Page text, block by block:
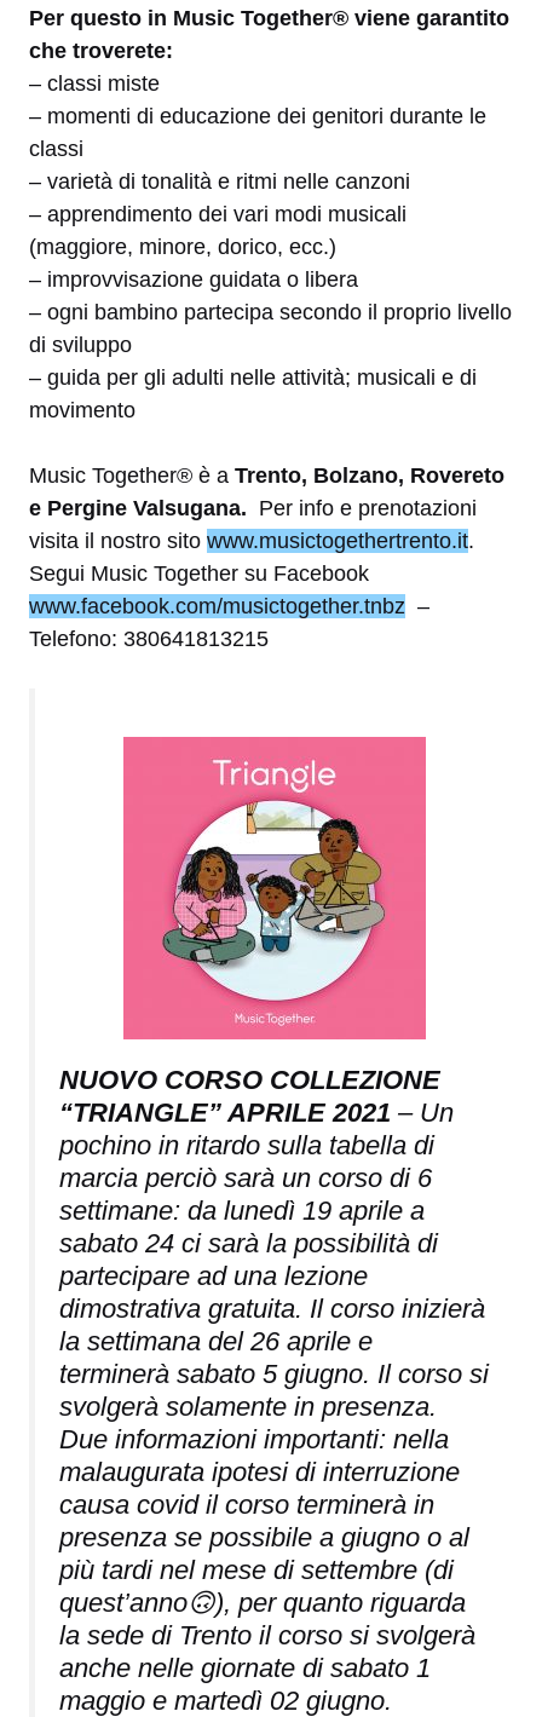
Per questo in Music Together® viene garantito
che troverete:
– classi miste
– momenti di educazione dei genitori durante le
classi
– varietà di tonalità e ritmi nelle canzoni
– apprendimento dei vari modi musicali
(maggiore, minore, dorico, ecc.)
– improvvisazione guidata o libera
– ogni bambino partecipa secondo il proprio livello
di sviluppo
– guida per gli adulti nelle attività; musicali e di
movimento
Music Together® è a Trento, Bolzano, Rovereto
e Pergine Valsugana. Per info e prenotazioni
visita il nostro sito www.musictogethertrento.it.
Segui Music Together su Facebook
www.facebook.com/musictogether.tnbz –
Telefono: 380641813215
NUOVO CORSO COLLEZIONE
“TRIANGLE” APRILE 2021 – Un
pochino in ritardo sulla tabella di
marcia perciò sarà un corso di 6
settimane: da lunedì 19 aprile a
sabato 24 ci sarà la possibilità di
partecipare ad una lezione
dimostrativa gratuita. Il corso inizierà
la settimana del 26 aprile e
terminerà sabato 5 giugno. Il corso si
svolgerà solamente in presenza.
Due informazioni importanti: nella
malaugurata ipotesi di interruzione
causa covid il corso terminerà in
presenza se possibile a giugno o al
più tardi nel mese di settembre (di
quest’anno🙃), per quanto riguarda
la sede di Trento il corso si svolgerà
anche nelle giornate di sabato 1
maggio e martedì 02 giugno.